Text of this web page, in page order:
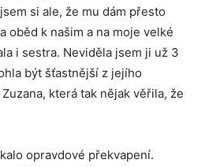
si ale, že mu dám přesto
oběd k našim a na moje velké
i sestra. Neviděla jsem ji už 3
být šťastnější z jejího
která tak nějak věřila, že
opravdové překvapení.